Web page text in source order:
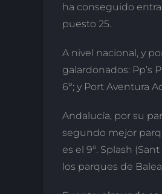
ha conseguido
puesto 25.
A nivel nacional, y
galardonados: Pp’s
6º; y Port Aventura
Andalucía, por su
segundo mejor
es el 9º. Splash
los parques de